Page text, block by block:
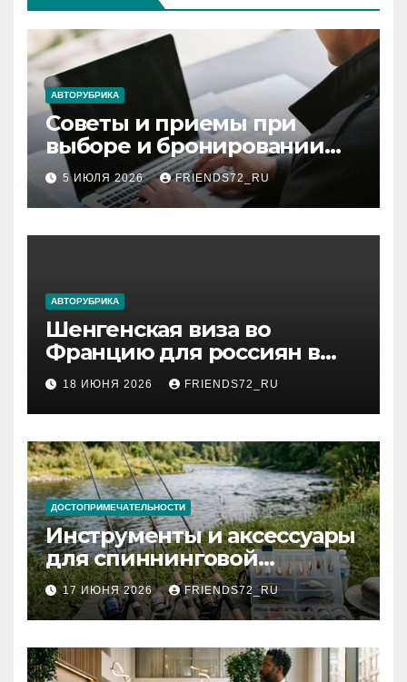
АВТОРУБРИКА
Советы и приемы при
выборе и бронировании
авиабилетов
5 ИЮЛЯ 2026 FRIENDS72_RU
АВТОРУБРИКА
Шенгенская виза во
Францию для россиян в
2026 году: сроки от 3 дней
и список необходимых
документов
18 ИЮНЯ 2026 FRIENDS72_RU
ДОСТОПРИМЕЧАТЕЛЬНОСТИ
Инструменты и аксессуары
для спиннинговой
рыбалки: назначение и
типы
17 ИЮНЯ 2026 FRIENDS72_RU